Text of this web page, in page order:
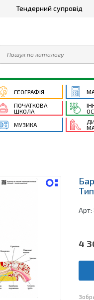
Тендерний супровід
ГЕОГРАФІЯ
ПОЧАТКОВА
ШКОЛА
МУЗИКА
Арт:
4